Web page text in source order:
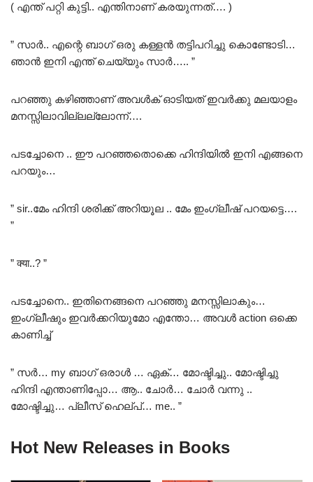
( എന്ത് പറ്റി കുട്ടി.. എന്തിനാണ് കരയുന്നത്…. )
” സാർ.. എന്റെ ബാഗ് ഒരു കള്ളൻ തട്ടിപറിച്ചു കൊണ്ടോടി…
ഞാൻ ഇനി എന്ത് ചെയ്യും സാർ….. ”
പറഞ്ഞു കഴിഞ്ഞാണ് അവൾക് ഓടിയത് ഇവർക്കു മലയാളം
മനസ്സിലാവില്ലല്ലോന്ന്….
പടച്ചോനെ .. ഈ പറഞ്ഞതൊക്കെ ഹിന്ദിയിൽ ഇനി എങ്ങനെ
പറയും…
” sir..മേം ഹിന്ദി ശരിക്ക് അറിയൂല .. മേം ഇംഗ്ലീഷ് പറയട്ടെ….
”
” क्या..? ”
പടച്ചോനെ.. ഇതിനെങ്ങനെ പറഞ്ഞു മനസ്സിലാകും…
ഇംഗ്ലീഷും ഇവർക്കറിയുമോ എന്തോ… അവൾ action ഒക്കെ
കാണിച്ച്
” സർ… my ബാഗ് ഒരാൾ … ഏക്… മോഷ്ടിച്ചു.. മോഷ്ടിച്ചു
ഹിന്ദി എന്താണിപ്പോ… ആ.. ചോർ… ചോർ വന്നു ..
മോഷ്ടിച്ചു… പ്ലീസ് ഹെല്പ്… me.. ”
Hot New Releases in Books